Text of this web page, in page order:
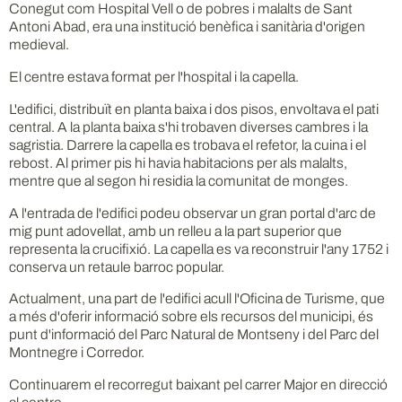
Conegut com Hospital Vell o de pobres i malalts de Sant
Antoni Abad, era una institució benèfica i sanitària d'origen
medieval.
El centre estava format per l'hospital i la capella.
L'edifici, distribuït en planta baixa i dos pisos, envoltava el pati
central. A la planta baixa s'hi trobaven diverses cambres i la
sagristia. Darrere la capella es trobava el refetor, la cuina i el
rebost. Al primer pis hi havia habitacions per als malalts,
mentre que al segon hi residia la comunitat de monges.
A l'entrada de l'edifici podeu observar un gran portal d'arc de
mig punt adovellat, amb un relleu a la part superior que
representa la crucifixió. La capella es va reconstruir l'any 1752 i
conserva un retaule barroc popular.
Actualment, una part de l'edifici acull l'Oficina de Turisme, que
a més d'oferir informació sobre els recursos del municipi, és
punt d'informació del Parc Natural de Montseny i del Parc del
Montnegre i Corredor.
Continuarem el recorregut baixant pel carrer Major en direcció